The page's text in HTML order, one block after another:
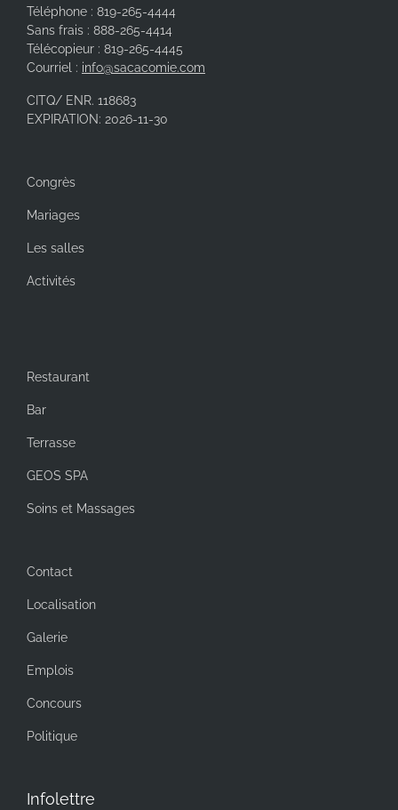
Téléphone : 819-265-4444
Sans frais : 888-265-4414
Télécopieur : 819-265-4445
Courriel : info@sacacomie.com
CITQ/ ENR. 118683
EXPIRATION: 2026-11-30
Congrès
Mariages
Les salles
Activités
Restaurant
Bar
Terrasse
GEOS SPA
Soins et Massages
Contact
Localisation
Galerie
Emplois
Concours
Politique
Infolettre